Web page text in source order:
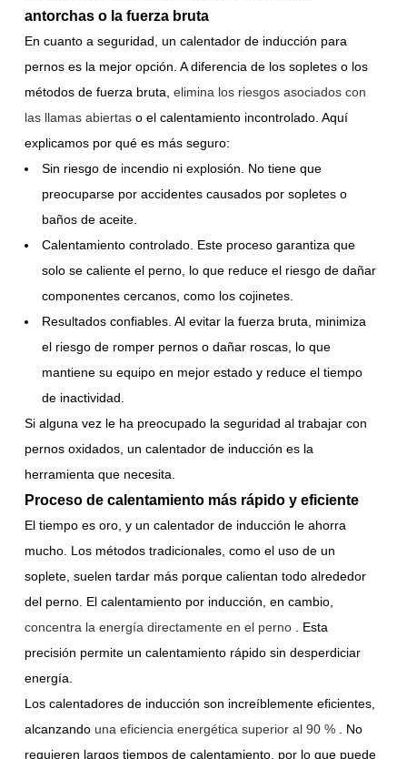
antorchas o la fuerza bruta
En cuanto a seguridad, un calentador de inducción para
pernos es la mejor opción. A diferencia de los sopletes o los
métodos de fuerza bruta, elimina los riesgos asociados con
las llamas abiertas o el calentamiento incontrolado. Aquí
explicamos por qué es más seguro:
Sin riesgo de incendio ni explosión. No tiene que
preocuparse por accidentes causados por sopletes o
baños de aceite.
Calentamiento controlado. Este proceso garantiza que
solo se caliente el perno, lo que reduce el riesgo de dañar
componentes cercanos, como los cojinetes.
Resultados confiables. Al evitar la fuerza bruta, minimiza
el riesgo de romper pernos o dañar roscas, lo que
mantiene su equipo en mejor estado y reduce el tiempo
de inactividad.
Si alguna vez le ha preocupado la seguridad al trabajar con
pernos oxidados, un calentador de inducción es la
herramienta que necesita.
Proceso de calentamiento más rápido y eficiente
El tiempo es oro, y un calentador de inducción le ahorra
mucho. Los métodos tradicionales, como el uso de un
soplete, suelen tardar más porque calientan todo alrededor
del perno. El calentamiento por inducción, en cambio,
concentra la energía directamente en el perno
. Esta
precisión permite un calentamiento rápido sin desperdiciar
energía.
Los calentadores de inducción son increíblemente eficientes,
alcanzando una eficiencia energética superior al 90 %
. No
requieren largos tiempos de calentamiento, por lo que puede